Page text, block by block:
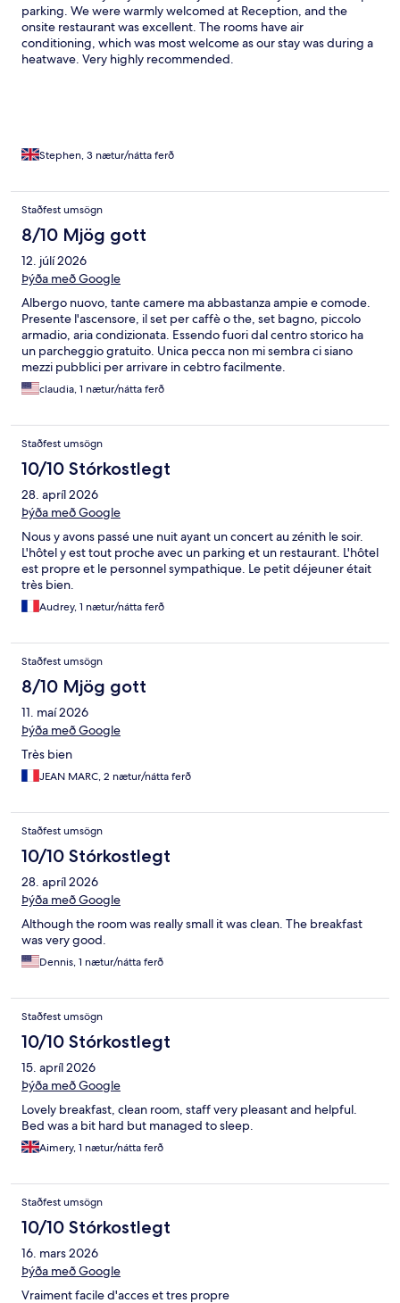
parking. We were warmly welcomed at Reception, and the
onsite restaurant was excellent. The rooms have air
conditioning, which was most welcome as our stay was during a
heatwave. Very highly recommended.
Stephen, 3 nætur/nátta ferð
Staðfest umsögn
8/10 Mjög gott
12. júlí 2026
Þýða með Google
Albergo nuovo, tante camere ma abbastanza ampie e comode.
Presente l'ascensore, il set per caffè o the, set bagno, piccolo
armadio, aria condizionata. Essendo fuori dal centro storico ha
un parcheggio gratuito. Unica pecca non mi sembra ci siano
mezzi pubblici per arrivare in cebtro facilmente.
claudia, 1 nætur/nátta ferð
Staðfest umsögn
10/10 Stórkostlegt
28. apríl 2026
Þýða með Google
Nous y avons passé une nuit ayant un concert au zénith le soir.
L'hôtel y est tout proche avec un parking et un restaurant. L'hôtel
est propre et le personnel sympathique. Le petit déjeuner était
très bien.
Audrey, 1 nætur/nátta ferð
Staðfest umsögn
8/10 Mjög gott
11. maí 2026
Þýða með Google
Très bien
JEAN MARC, 2 nætur/nátta ferð
Staðfest umsögn
10/10 Stórkostlegt
28. apríl 2026
Þýða með Google
Although the room was really small it was clean. The breakfast
was very good.
Dennis, 1 nætur/nátta ferð
Staðfest umsögn
10/10 Stórkostlegt
15. apríl 2026
Þýða með Google
Lovely breakfast, clean room, staff very pleasant and helpful.
Bed was a bit hard but managed to sleep.
Aimery, 1 nætur/nátta ferð
Staðfest umsögn
10/10 Stórkostlegt
16. mars 2026
Þýða með Google
Vraiment facile d'acces et tres propre